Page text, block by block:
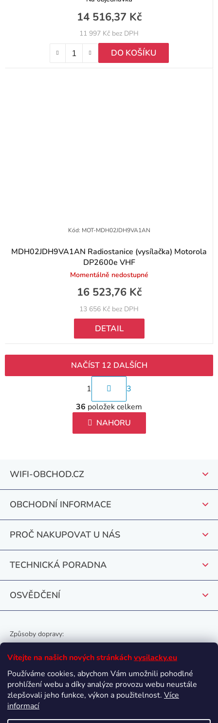
Vítejte na našich nových stránkáchvysilacky.eu
Používáme cookies, abychom Vám umožnili pohodlné
prohlížení webu a díky analýze provozu webu neustále
zlepšovali jeho funkce, výkon a použitelnost. Více
informací
11 997 Kč bez DPH
14 516,37 Kč
DO KOŠÍKU
MDH02JDH9VA1AN Radiostanice (vysílačka) Motorola
DP2600e VHF
Momentálně nedostupné
13 656 Kč bez DPH
16 523,76 Kč
DETAIL
Kód: MOT-MDH02JDH9VA1AN
O
v
l
á
p
r
v
k
y
v
u
NAČÍST 12 DALŠÍCH
S
t
r
á
n
n
í
1
3
36 položek celkem
NAHORU
WIFI-OBCHOD.CZ
OBCHODNÍ INFORMACE
PROČ NAKUPOVAT U NÁS
TECHNICKÁ PORADNA
OSVĚDČENÍ
Způsoby dopravy:
Oblíbené způsoby platby: